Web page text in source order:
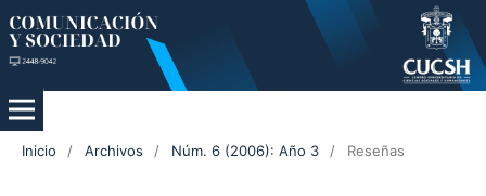
Inicio / Archivos / Núm. 6 (2006): Año 3 / Reseñas